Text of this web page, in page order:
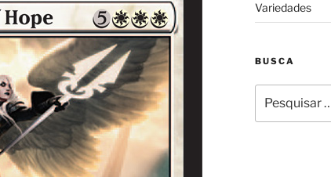
Variedades
BUSCA
por: